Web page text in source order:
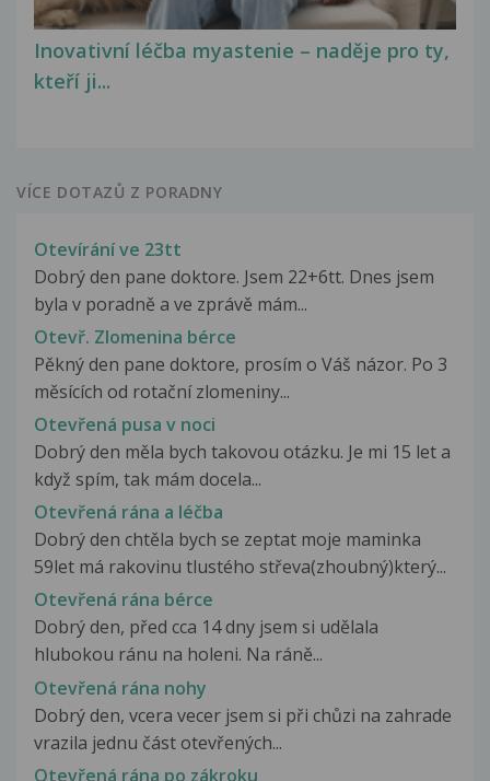
Inovativní léčba myastenie – naděje pro ty,
kteří ji...
VÍCE DOTAZŮ Z PORADNY
Otevírání ve 23tt
Dobrý den pane doktore. Jsem 22+6tt. Dnes jsem
byla v poradně a ve zprávě mám...
Otevř. Zlomenina bérce
Pěkný den pane doktore, prosím o Váš názor. Po 3
měsících od rotační zlomeniny...
Otevřená pusa v noci
Dobrý den měla bych takovou otázku. Je mi 15 let a
když spím, tak mám docela...
Otevřená rána a léčba
Dobrý den chtěla bych se zeptat moje maminka
59let má rakovinu tlustého střeva(zhoubný)který...
Otevřená rána bérce
Dobrý den, před cca 14 dny jsem si udělala
hlubokou ránu na holeni. Na ráně...
Otevřená rána nohy
Dobrý den, vcera vecer jsem si při chůzi na zahrade
vrazila jednu část otevřených...
Otevřená rána po zákroku